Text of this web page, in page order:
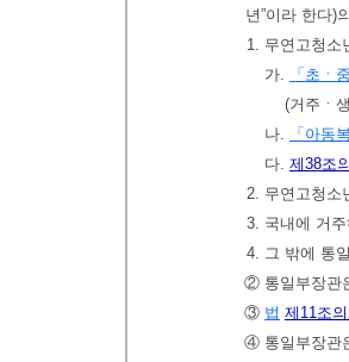
년”이라 한다)
1. 무연고청소
가.
「초ㆍ
(거주ㆍ
나.
「아동
다. 제38조
2. 무연고청소
3. 국내에 거
4. 그 밖에 통
② 통일부장관
③ 법 제11조
④ 통일부장관